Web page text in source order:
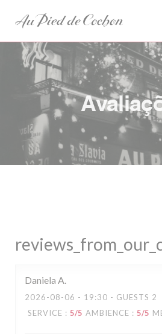
Daniela A
2026-08-06 - 19:30 - GUESTS 2
SERVICE : 5/5 AMBIENCE : 5/5